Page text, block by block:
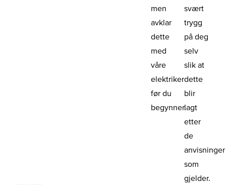
men
avklar
dette
med
våre
elektriker
før du
begynner.
svært
trygg
på deg
selv
slik at
dette
blir
lagt
etter
de
anvisninger
som
gjelder.